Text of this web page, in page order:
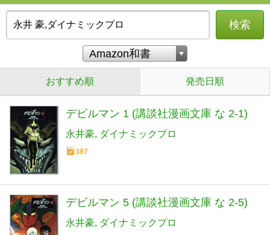
検索
おすすめ順 発売日順
デビルマン 1 (講談社漫画文庫 な 2-1)
永井豪 ダイナミックプロ
387
デビルマン 5 (講談社漫画文庫 な 2-5)
永井豪 ダイナミックプロ